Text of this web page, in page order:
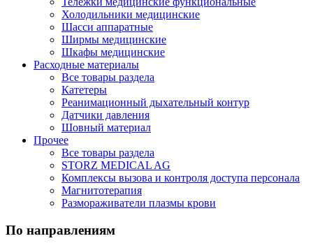
Холодильники медицинские
Шасси аппаратные
Ширмы медицинские
Шкафы медицинские
Расходные материалы
Все товары раздела
Катетеры
Реанимационный дыхательный контур
Датчики давления
Шовный материал
Прочее
Все товары раздела
STORZ MEDICAL AG
Комплексы вызова и контроля доступа персонала
Магнитотерапия
Размораживатели плазмы крови
По направлениям